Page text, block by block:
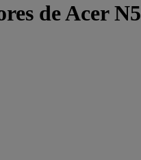
de Acer